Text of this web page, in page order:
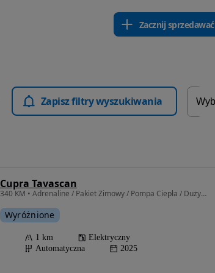
Zacznij sprzedawać
Zapisz filtry wyszukiwania
Cupra Tavascan
340 KM • Adrenaline / Pakiet Zimowy / Pompa Ciepła / Duży rabat / Leasing
Wyróżnione
1 km
Elektryczny
Automatyczna
2025